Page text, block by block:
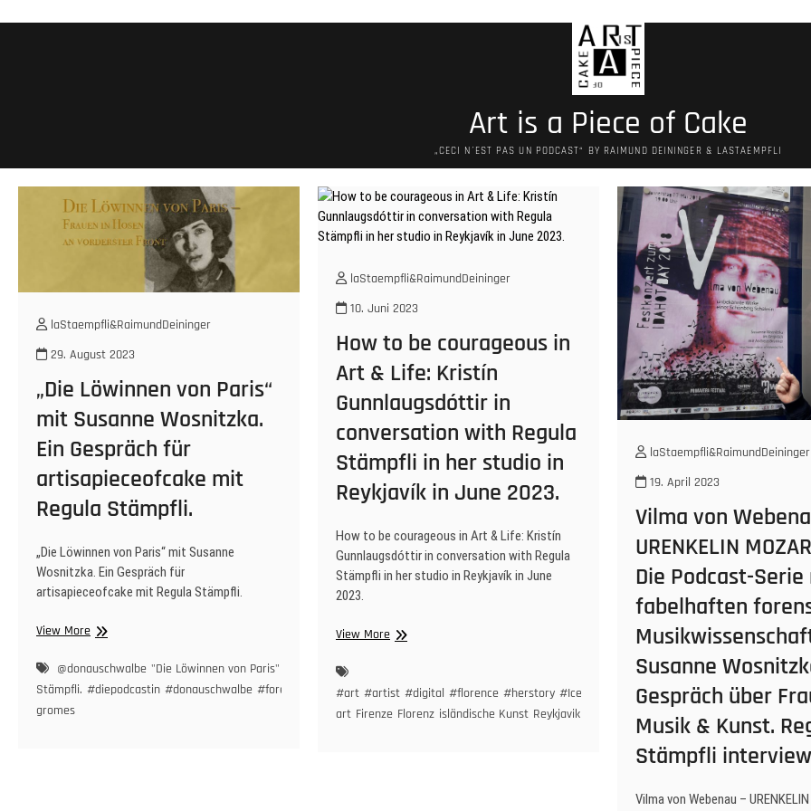
Art is a Piece of Cake
„CECI N´EST PAS UN PODCAST“ BY RAIMUND DEININGER & LASTAEMPFLI
laStaempfli&RaimundDeininger
29. August 2023
„Die Löwinnen von Paris“
mit Susanne Wosnitzka.
Ein Gespräch für
artisapieceofcake mit
Regula Stämpfli.
„Die Löwinnen von Paris“ mit Susanne
Wosnitzka. Ein Gespräch für
artisapieceofcake mit Regula Stämpfli.
View More„Die
von
Paris“
@donauschwalbe "Die Löwinnen von Paris" mit Susanne Wosnitzka. Ein Gespräch für artisapieceofcake mit Regula
Stämpfli. #diepodcastin #donauschwalbe #forensischewissenschaftlerin #herstory #klassik #klassikerinnen #komponistinnen #musik #musikarchiv
gromes
laStaempfli&RaimundDeininger
10. Juni 2023
How to be courageous in
Art & Life: Kristín
Gunnlaugsdóttir in
conversation with Regula
Stämpfli in her studio in
Reykjavík in June 2023.
How to be courageous in Art & Life: Kristín
Gunnlaugsdóttir in conversation with Regula
Stämpfli in her studio in Reykjavík in June
2023.
View MoreHow
courageous
in
#art #artist #digital #florence #herstory #Iceland #iconography #icons #vaginas
art Firenze Florenz isländische Kunst Reykjavik the History of ART without men
laStaempfli&RaimundDeininger
19. April 2023
Vilma von
URENKELIN
Die Podcast-
fabelhaften
Susanne
Gespräch über
Musik & Kunst.
Stämpfli
Vilma von Webenau –